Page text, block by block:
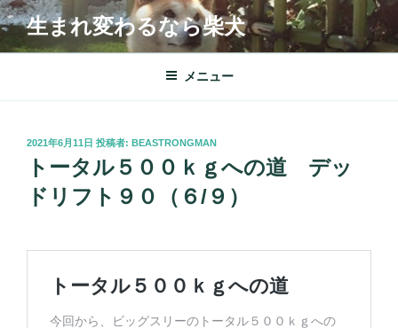
コ
ン
テ
生まれ変わるなら柴犬
メニュー
投
稿
2021年6月11日 投稿者: BEASTRONGMAN
トータル５００ｋｇへの道 デッ
ドリフト９０（６/９）